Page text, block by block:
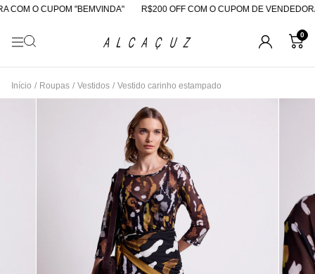
O CUPOM "BEMVINDA" R$200 OFF COM O CUPOM DE VENDEDORA
0
Início / Roupas / Vestidos / Vestido carinho estampado